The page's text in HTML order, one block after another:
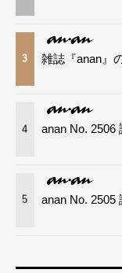
3 雑誌『anan』
4 anan No. 2506
5 anan No. 2505